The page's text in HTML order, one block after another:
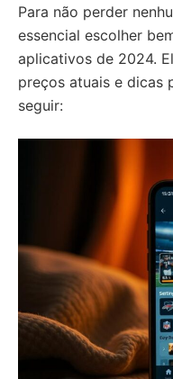
Para não perder
essencial escolher
aplicativos de 2024.
preços atuais e dicas
seguir: